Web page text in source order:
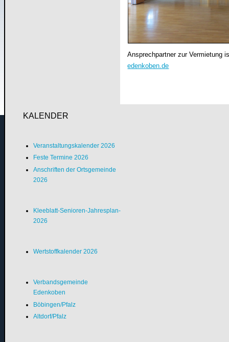
Ansprechpartner zur Vermietung
edenkoben.de
KALENDER
Veranstaltungskalender 2026
Feste Termine 2026
Anschriften der Ortsgemeinde
2026
Kleeblatt-Senioren-Jahresplan-
2026
Wertstoffkalender 2026
Verbandsgemeinde
Edenkoben
Böbingen/Pfalz
Altdorf/Pfalz